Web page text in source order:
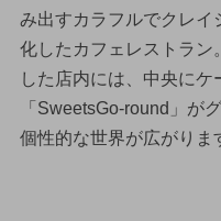
み出すカラフルでクレイ
化したカフェレストラン
した店内には、中央に
「SweetsGo-round」が
個性的な世界が広がりま